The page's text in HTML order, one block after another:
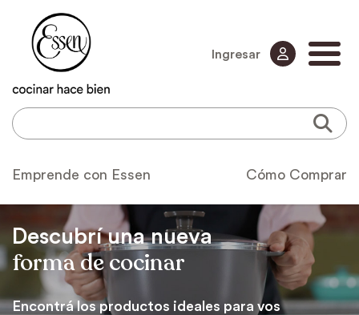
Ingresar
Emprende con Essen Cómo Comprar
Descubrí una nueva
forma de cocinar
Encontrá los productos ideales para vos